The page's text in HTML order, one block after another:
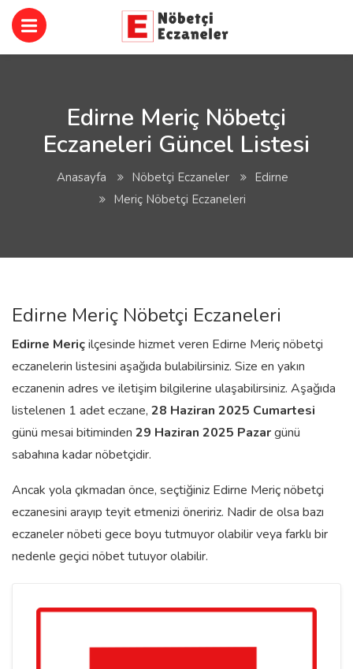
Edirne Meriç Nöbetçi
Eczaneleri Güncel Listesi
Anasayfa Nöbetçi Eczaneler
Edirne
Meriç Nöbetçi Eczaneleri
Edirne Meriç Nöbetçi Eczaneleri
Edirne Meriçilçesinde hizmet veren Edirne Meriç nöbetçi
eczanelerin listesini aşağıda bulabilirsiniz. Size en yakın
eczanenin adres ve iletişim bilgilerine ulaşabilirsiniz. Aşağıda
listelenen 1 adet eczane, 28 Haziran 2025 Cumartesi
günü mesai bitiminden 29 Haziran 2025 Pazargünü
sabahına kadar nöbetçidir.
Ancak yola çıkmadan önce, seçtiğiniz Edirne Meriç nöbetçi
eczanesini arayıp teyit etmenizi öneririz. Nadir de olsa bazı
eczaneler nöbeti gece boyu tutmuyor olabilir veya farklı bir
nedenle geçici nöbet tutuyor olabilir.